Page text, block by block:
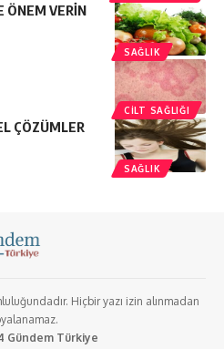
SAĞLIK
ÖNEM VERİN
CILT SAĞLIĞI
SAĞLIK
ÇÖZÜMLER
Hiçbir yazı izin alınmadan
Gündem Türkiye